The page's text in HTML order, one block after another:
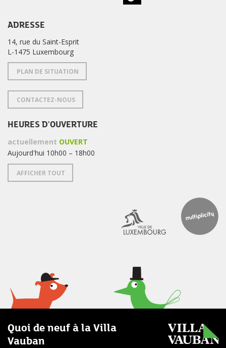
ADRESSE
14, rue du Saint-Esprit
L-1475 Luxembourg
PLAN DE SITUATION
CONTACTEZ-NOUS
HEURES D'OUVERTURE
actuellement OUVERT
Aujourd'hui 10h00 – 18h00
AFFICHER TOUT
Quoi de neuf à la Villa
Vauban